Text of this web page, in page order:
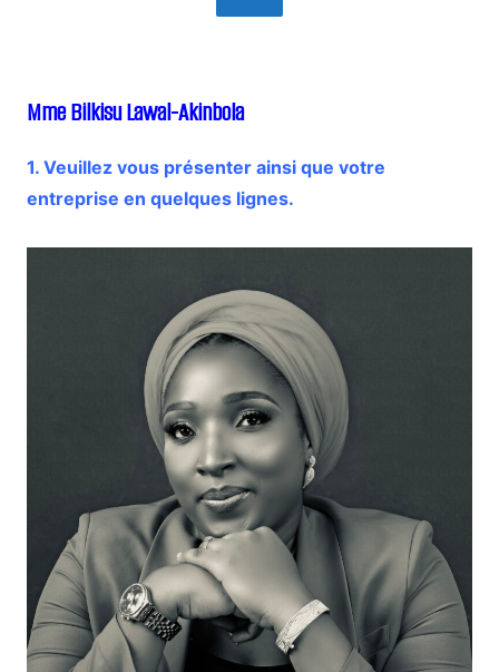
Mme Bilkisu Lawal-Akinbola
1. Veuillez vous présenter ainsi que votre
entreprise en quelques lignes.